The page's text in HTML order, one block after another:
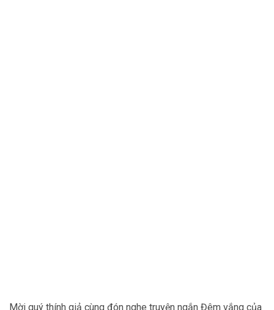
Mời quý thính giả cùng đón nghe truyện ngắn Đêm vắng của